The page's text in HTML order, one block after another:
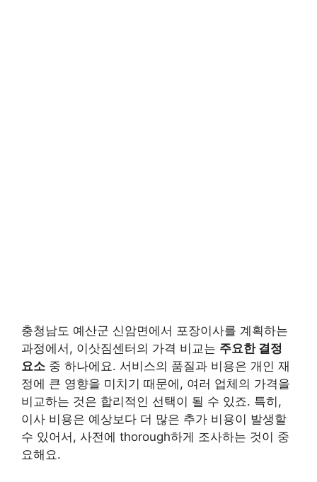
충청남도 예산군 신암면에서 포장이사를 계획하는
과정에서, 이삿짐센터의 가격 비교는 주요한 결정
요소 중 하나에요. 서비스의 품질과 비용은 개인 재
정에 큰 영향을 미치기 때문에, 여러 업체의 가격을
비교하는 것은 합리적인 선택이 될 수 있죠. 특히,
이사 비용은 예상보다 더 많은 추가 비용이 발생할
수 있어서, 사전에 thorough하게 조사하는 것이 중
요해요.